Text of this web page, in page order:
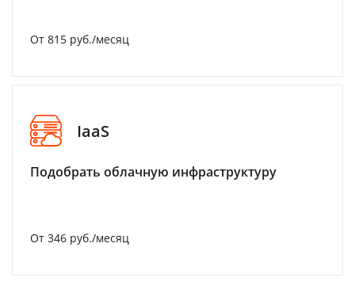
От 815 руб./месяц
IaaS
Подобрать облачную инфраструктуру
От 346 руб./месяц